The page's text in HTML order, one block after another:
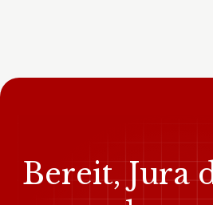
Bereit, Jura